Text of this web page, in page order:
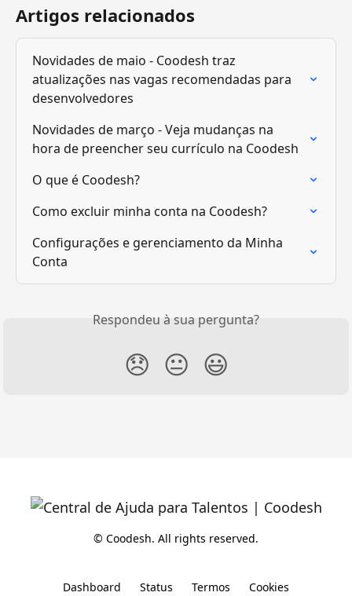
Artigos relacionados
Novidades de maio - Coodesh traz
atualizações nas vagas recomendadas para
desenvolvedores
Novidades de março - Veja mudanças na
hora de preencher seu currículo na Coodesh
O que é Coodesh?
Como excluir minha conta na Coodesh?
Configurações e gerenciamento da Minha
Conta
Respondeu à sua pergunta?
😞 😐 😃
© Coodesh. All rights reserved.
Dashboard Status Termos Cookies